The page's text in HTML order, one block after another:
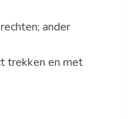
ander
trekken en met